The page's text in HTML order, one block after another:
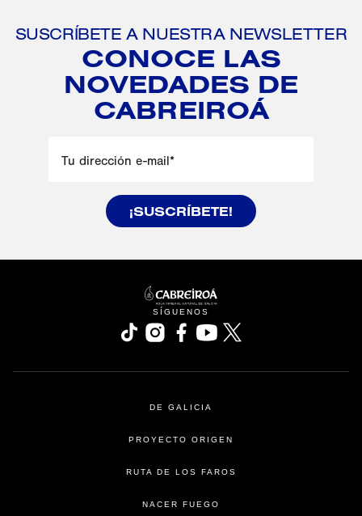
CONOCE LAS
NOVEDADES DE
CABREIROÁ
SUSCRÍBETE A NUESTRA NEWSLETTER
Tu dirección e-mail *
¡SUSCRÍBETE!
se abre en una pestaña nueva
SÍGUENOS
DE GALICIA
PROYECTO ORIGEN
RUTA DE LOS FAROS
NACER FUEGO